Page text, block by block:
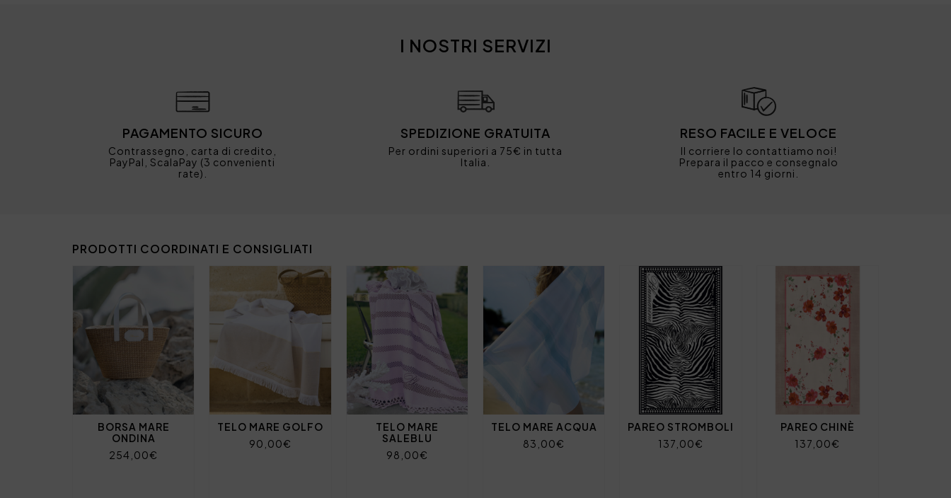
I NOSTRI SERVIZI
PAGAMENTO SICURO
Contrassegno, carta di credito,
PayPal, ScalaPay (3 convenienti
rate).
SPEDIZIONE GRATUITA
Per ordini superiori a 75€ in tutta
Italia.
RESO FACILE E VELOCE
Il corriere lo contattiamo noi!
Prepara il pacco e consegnalo
entro 14 giorni.
PRODOTTI COORDINATI E CONSIGLIATI
BORSA MARE
ONDINA
254,00€
TELO MARE GOLFO
90,00€
TELO MARE
SALEBLU
98,00€
TELO MARE ACQUA
83,00€
PAREO STROMBOLI
137,00€
PAREO CHINÈ
137,00€